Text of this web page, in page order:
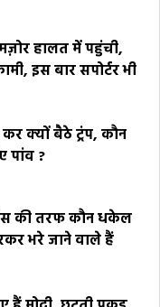
हालत में पहुंची,
इस बार सपोर्टर भी
क्यों बैठे ट्रंप, कौन
पांव ?
की तरफ कौन धकेल
भरे जाने वाले हैं